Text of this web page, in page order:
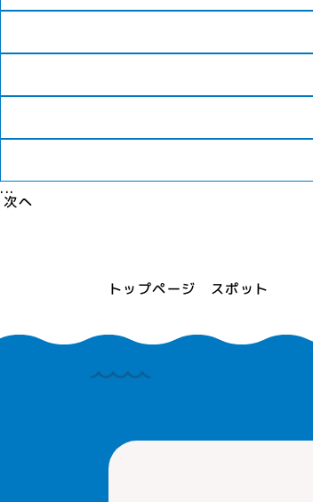
トップページ スポット
...
次へ